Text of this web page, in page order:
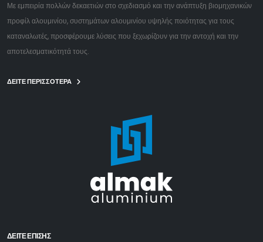
Με εμπειρία πολλών δεκαετιών στο σχεδιασμό και την ανάπτυξη βιομηχανικών
προφίλ αλουμινίου, συστημάτων αλουμινίου υψηλής ποιότητας για τους
καταναλωτές, προσφέρουμε λύσεις που ξεχωρίζουν για την αντοχή και την
αποτελεσματικότητά τους.
ΔΕΙΤΕ ΠΕΡΙΣΣΟΤΕΡΑ
ΔΕΊΤΕ ΕΠΙΣΗΣ